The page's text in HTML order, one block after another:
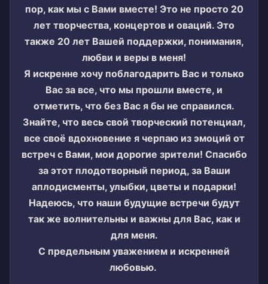
пор, как мы с Вами вместе! Это не просто 20
лет творчества, концертов и оваций. Это
также 20 лет Вашей поддержки, понимания,
любви и веры в меня!
Я искренне хочу поблагодарить Вас и только
Вас за все, что мы прошли вместе, и
отметить, что без Вас я бы не справился.
Знайте, что весь свой творческий потенциал,
все своё вдохновение я черпаю из эмоций от
встреч с Вами, мои дорогие зрители! Спасибо
за этот плодотворный период, за Ваши
аплодисменты, улыбки, цветы и подарки!
Надеюсь, что наши будущие встречи будут
так же волнительны и важны для Вас, как и
для меня.
С предельным уважением и искренней
любовью.